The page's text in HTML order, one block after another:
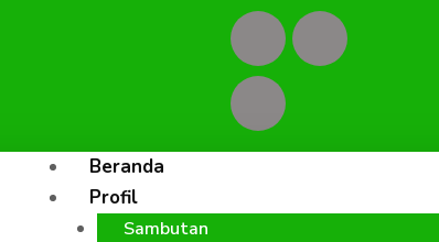
F
a
c
e
Y
o
u
t
I
n
s
t
Beranda
Profil
Sambutan